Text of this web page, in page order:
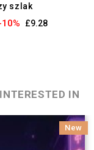
szlak
10% £9.28
IN
New